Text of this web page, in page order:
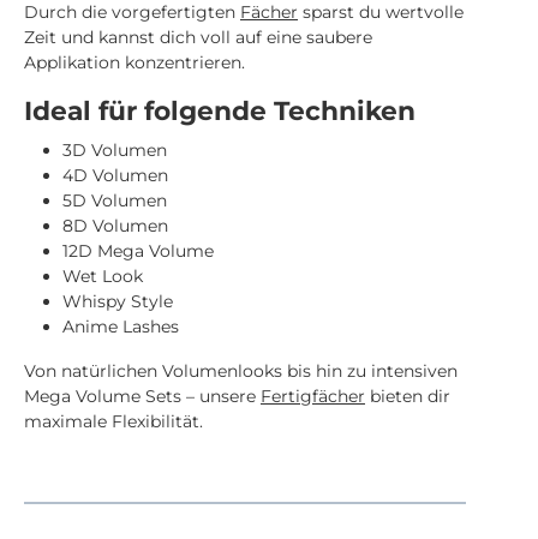
Durch die vorgefertigten Fächer sparst du wertvolle
Zeit und kannst dich voll auf eine saubere
Applikation konzentrieren.
Ideal für folgende Techniken
3D Volumen
4D Volumen
5D Volumen
8D Volumen
12D Mega Volume
Wet Look
Whispy Style
Anime Lashes
Von natürlichen Volumenlooks bis hin zu intensiven
Mega Volume Sets – unsere Fertigfächer bieten dir
maximale Flexibilität.